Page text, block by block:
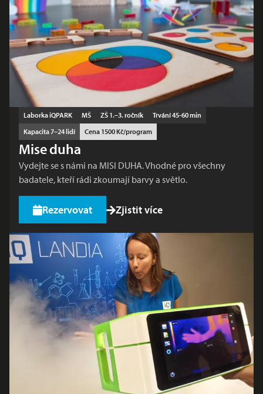
Mise duha
Vydejte se s námi na MISI DUHA. Vhodné pro všechny
badatele, kteří rádi zkoumají barvy a světlo.
Laborka iQPARK MŠ ZŠ 1.–3. ročník
Trvání 45-60 min
Kapacita 7–24 lidí
Cena 1500 Kč/program
Rezervovat Zjistit více